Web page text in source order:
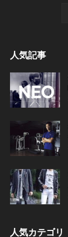
人気記事
人気カテゴリ